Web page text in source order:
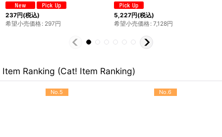
237円(税込)
希望小売価格: 297円
237円(税込)
希望小売価格: 297円
Item Ranking (Cat! Item Ranking)
No.5 No.6